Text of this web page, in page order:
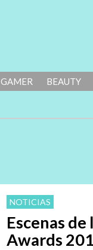
GAMER BEAUTY
NOTICIAS
Escenas
Awards